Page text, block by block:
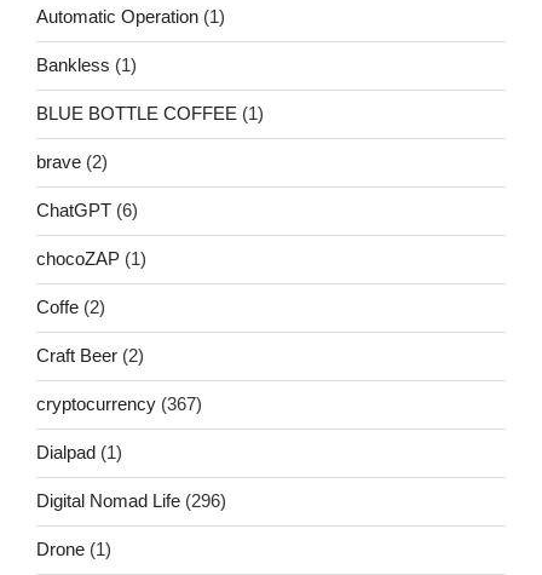
Automatic Operation (1)
Bankless (1)
BLUE BOTTLE COFFEE (1)
brave (2)
ChatGPT (6)
chocoZAP (1)
Coffe (2)
Craft Beer (2)
cryptocurrency (367)
Dialpad (1)
Digital Nomad Life (296)
Drone (1)